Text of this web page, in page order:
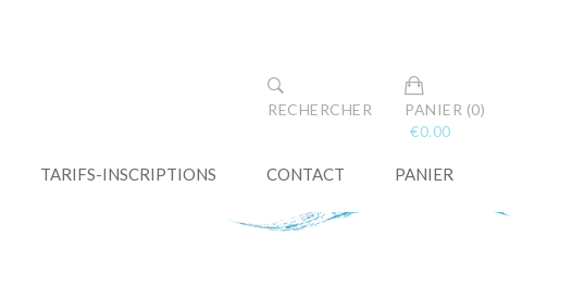
RECHERCHER
PANIER (0)
€0.00
TARIFS-INSCRIPTIONS CONTACT PANIER